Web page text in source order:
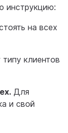
инструкцию:
на всех
клиентов
Для
и свой